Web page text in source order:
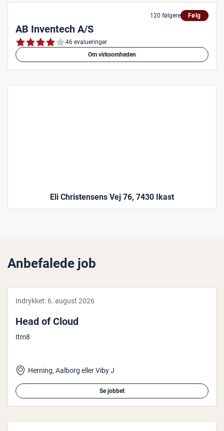
120 følgere Følg
AB Inventech A/S
46 evalueringer
Om virksomheden
Eli Christensens Vej 76, 7430 Ikast
Anbefalede job
Indrykket: 6. august 2026
Head of Cloud
Itm8
Herning, Aalborg eller Viby J
Se jobbet